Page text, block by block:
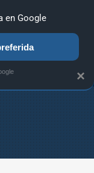
SONY NINTENDO
×
en Google